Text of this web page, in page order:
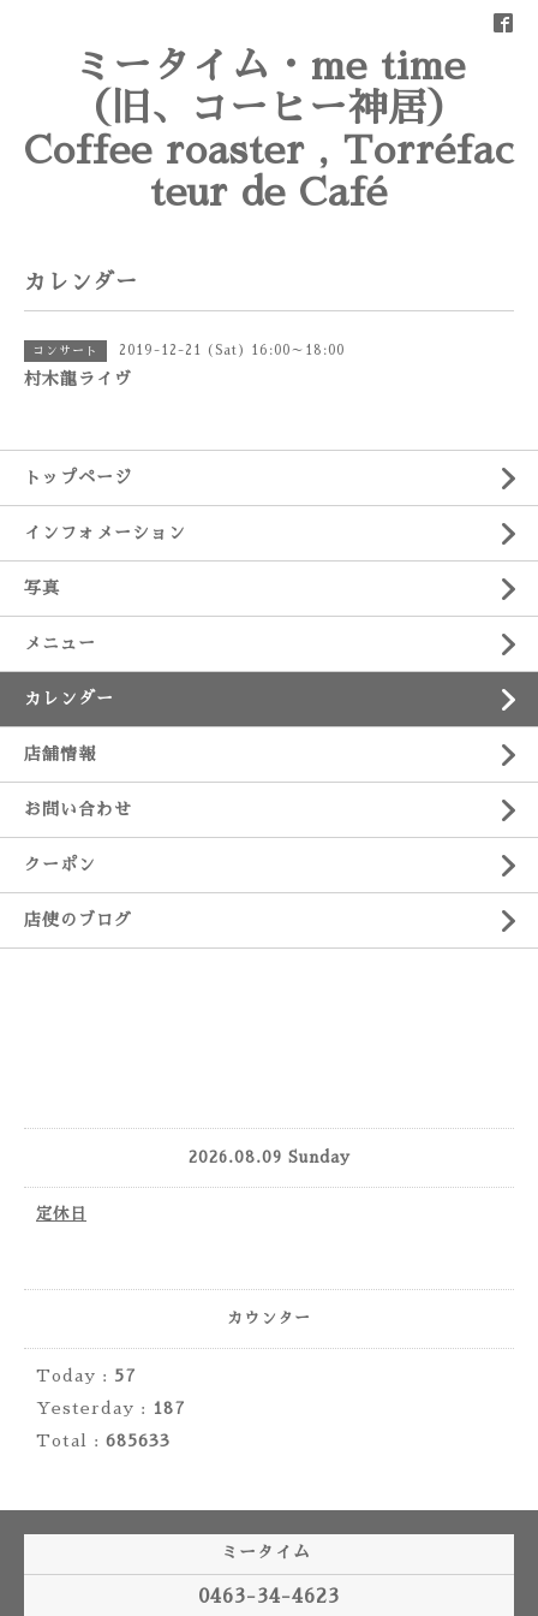
ミータイム・me time
（旧、コーヒー神居）
Coffee roaster , Torréfac
teur de Café
カレンダー
コンサート 2019-12-21 (Sat) 16:00～18:00
村木龍ライヴ
トップページ
インフォメーション
写真
メニュー
カレンダー
店舗情報
お問い合わせ
クーポン
店使のブログ
2026.08.09 Sunday
定休日
カウンター
Today : 57
Yesterday :
187
Total : 685633
ミータイム
0463-34-4623